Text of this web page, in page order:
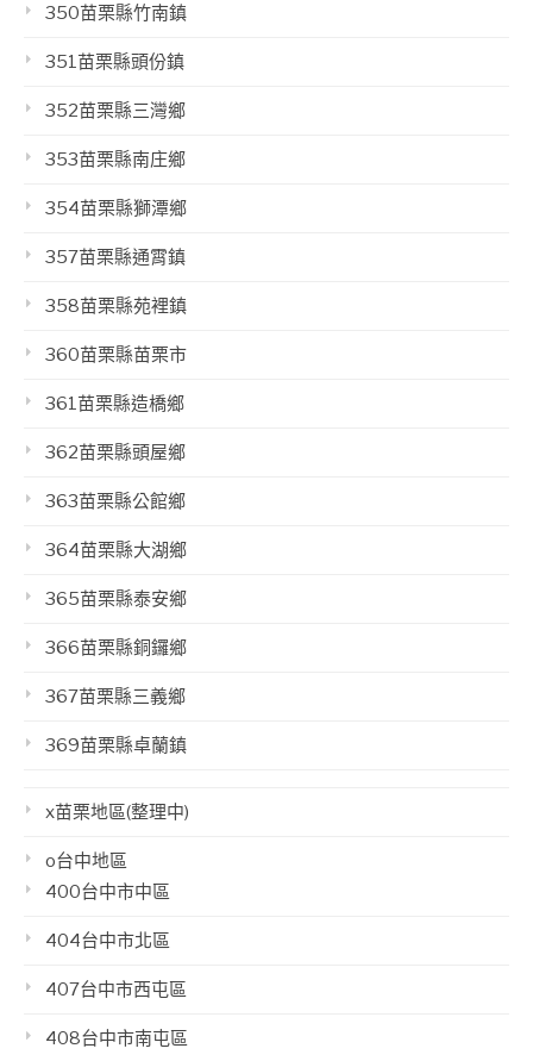
350苗栗縣竹南鎮
351苗栗縣頭份鎮
352苗栗縣三灣鄉
353苗栗縣南庄鄉
354苗栗縣獅潭鄉
357苗栗縣通霄鎮
358苗栗縣苑裡鎮
360苗栗縣苗栗市
361苗栗縣造橋鄉
362苗栗縣頭屋鄉
363苗栗縣公館鄉
364苗栗縣大湖鄉
365苗栗縣泰安鄉
366苗栗縣銅鑼鄉
367苗栗縣三義鄉
369苗栗縣卓蘭鎮
x苗栗地區(整理中)
o台中地區
400台中市中區
404台中市北區
407台中市西屯區
408台中市南屯區